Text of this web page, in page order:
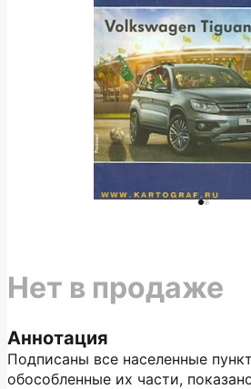
Аннотация
Подписаны все населенные
обособленные их части,
Нет в продаже